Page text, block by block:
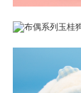
布偶系